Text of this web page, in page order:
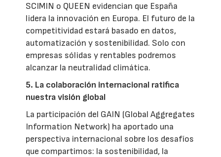
SCIMIN o QUEEN evidencian que España
lidera la innovación en Europa. El futuro de la
competitividad estará basado en datos,
automatización y sostenibilidad. Solo con
empresas sólidas y rentables podremos
alcanzar la neutralidad climática.
5. La colaboración internacional ratifica
nuestra visión global
La participación del GAIN (Global Aggregates
Information Network) ha aportado una
perspectiva internacional sobre los desafíos
que compartimos: la sostenibilidad, la